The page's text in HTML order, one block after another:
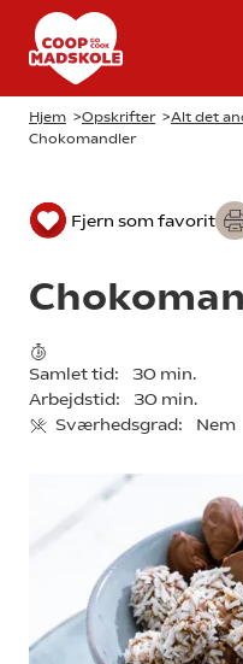
Hjem >Opskrifter >Alt det
Chokomandler
Fjern som favorit
Samlet tid:
30 min.
Arbejdstid:
30 min.
Sværhedsgrad:
Nem